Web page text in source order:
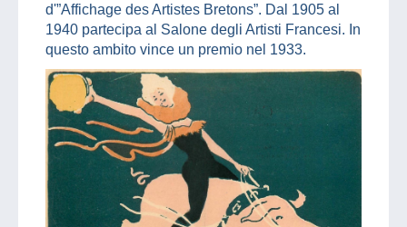
d'”Affichage des Artistes Bretons”. Dal 1905 al
1940 partecipa al Salone degli Artisti Francesi. In
questo ambito vince un premio nel 1933.